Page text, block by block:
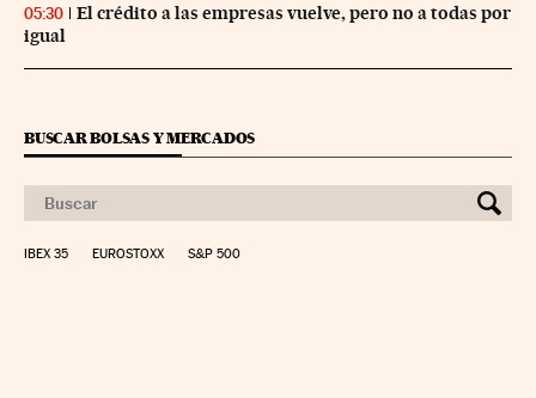
05:30
El crédito a las empresas vuelve, pero no a todas por
igual
BUSCAR BOLSAS Y MERCADOS
IBEX 35 EUROSTOXX S&P 500